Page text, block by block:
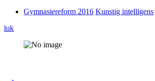
Gymnasiereform 2016 Kunstig intelligens
luk